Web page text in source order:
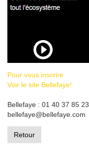
Pour vous inscrire
Voir le site Bellefaye!
Bellefaye : 01 40 37 85 23
bellefaye@bellefaye.com
Retour